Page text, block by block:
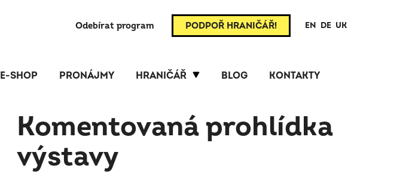
Odebírat program PODPOŘ HRANIČÁŘ! EN DE UK
E-SHOP PRONÁJMY HRANIČÁŘ BLOG KONTAKTY
Komentovaná prohlídka
výstavy